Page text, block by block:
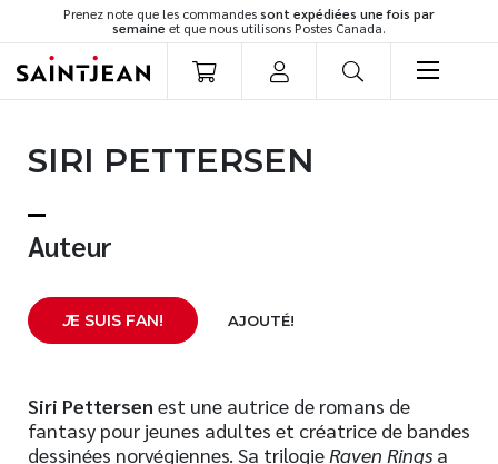
Prenez note que les commandessont expédiées une fois par
semaine et que nous utilisons Postes Canada.
Romans
Développement personnel
Spiritualité
Famille
Témoignages
Vie pratique
SIRI PETTERSEN
Auteur
JE SUIS FAN! AJOUTÉ!
Siri Pettersen est une autrice de romans de
fantasy pour jeunes adultes et créatrice de bandes
dessinées norvégiennes. Sa trilogie Raven Rings a